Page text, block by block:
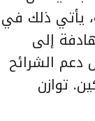
يأتي ذلك في
إلى
دعم الشرائح
توازن